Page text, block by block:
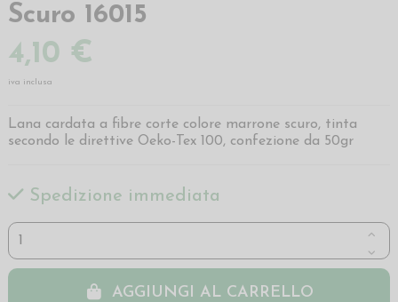
Scuro 16015
4,10 €
iva inclusa
Lana cardata a fibre corte colore marrone scuro, tinta
secondo le direttive Oeko-Tex 100, confezione da 50gr
Spedizione immediata
AGGIUNGI AL CARRELLO